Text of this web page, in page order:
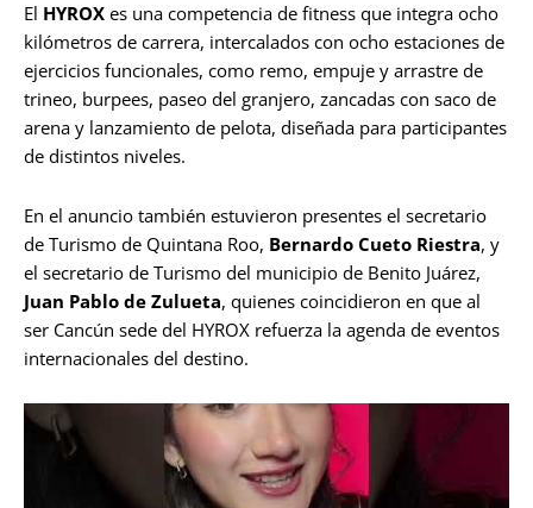
El HYROX es una competencia de fitness que integra ocho
kilómetros de carrera, intercalados con ocho estaciones de
ejercicios funcionales, como remo, empuje y arrastre de
trineo, burpees, paseo del granjero, zancadas con saco de
arena y lanzamiento de pelota, diseñada para participantes
de distintos niveles.
En el anuncio también estuvieron presentes el secretario
de Turismo de Quintana Roo, Bernardo Cueto Riestra, y
el secretario de Turismo del municipio de Benito Juárez,
Juan Pablo de Zulueta, quienes coincidieron en que al
ser Cancún sede del HYROX refuerza la agenda de eventos
internacionales del destino.